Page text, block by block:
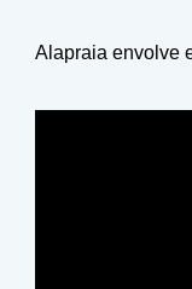
Alapraia envolve